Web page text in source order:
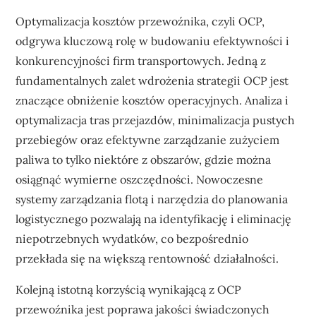
Optymalizacja kosztów przewoźnika, czyli OCP,
odgrywa kluczową rolę w budowaniu efektywności i
konkurencyjności firm transportowych. Jedną z
fundamentalnych zalet wdrożenia strategii OCP jest
znaczące obniżenie kosztów operacyjnych. Analiza i
optymalizacja tras przejazdów, minimalizacja pustych
przebiegów oraz efektywne zarządzanie zużyciem
paliwa to tylko niektóre z obszarów, gdzie można
osiągnąć wymierne oszczędności. Nowoczesne
systemy zarządzania flotą i narzędzia do planowania
logistycznego pozwalają na identyfikację i eliminację
niepotrzebnych wydatków, co bezpośrednio
przekłada się na większą rentowność działalności.
Kolejną istotną korzyścią wynikającą z OCP
przewoźnika jest poprawa jakości świadczonych